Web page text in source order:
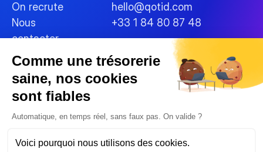
Comme une trésorerie
saine, nos cookies
sont fiables
Automatique, en temps réel, sans faux pas. On valide ?
Voici pourquoi nous utilisons des cookies.
On recrute
Nous
contacter
hello@qotid.com
+33 1 84 80 87 48
Politiques
Conditions générales
Mentions légales
Cookies
Politique de confidentialité